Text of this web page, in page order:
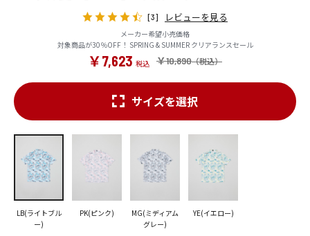
[3] レビューを見る
メーカー希望小売価格
対象商品が30％OFF！ SPRING & SUMMER クリアランスセール
￥10,890
￥7,623
サイズを選択
LB(ライトブル
ー)
PK(ピンク)
MG(ミディアム
グレー)
YE(イエロー)